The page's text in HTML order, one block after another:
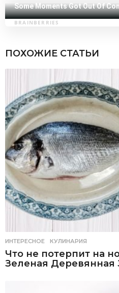
ПОХОЖИЕ СТАТЬИ
ИНТЕРЕСНОЕ ,КУЛИНАРИЯ
Что не потерпит на
Зеленая Деревянная